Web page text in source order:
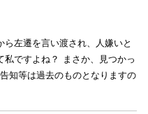
左遷を言い渡され、人嫌いと
ですよね？ まさか、見つかっ
知等は過去のものとなりますの